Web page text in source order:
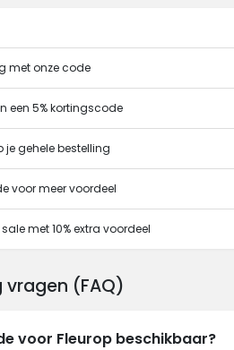
met onze code
een 5% kortingscode
gehele bestelling
voor meer voordeel
met 10% extra voordeel
(FAQ)
voor Fleurop beschikbaar?